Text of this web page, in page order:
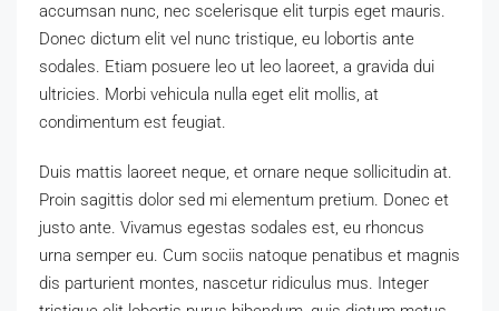
accumsan nunc, nec scelerisque elit turpis eget mauris.
Donec dictum elit vel nunc tristique, eu lobortis ante
sodales. Etiam posuere leo ut leo laoreet, a gravida dui
ultricies. Morbi vehicula nulla eget elit mollis, at
condimentum est feugiat.
Duis mattis laoreet neque, et ornare neque sollicitudin at.
Proin sagittis dolor sed mi elementum pretium. Donec et
justo ante. Vivamus egestas sodales est, eu rhoncus
urna semper eu. Cum sociis natoque penatibus et magnis
dis parturient montes, nascetur ridiculus mus. Integer